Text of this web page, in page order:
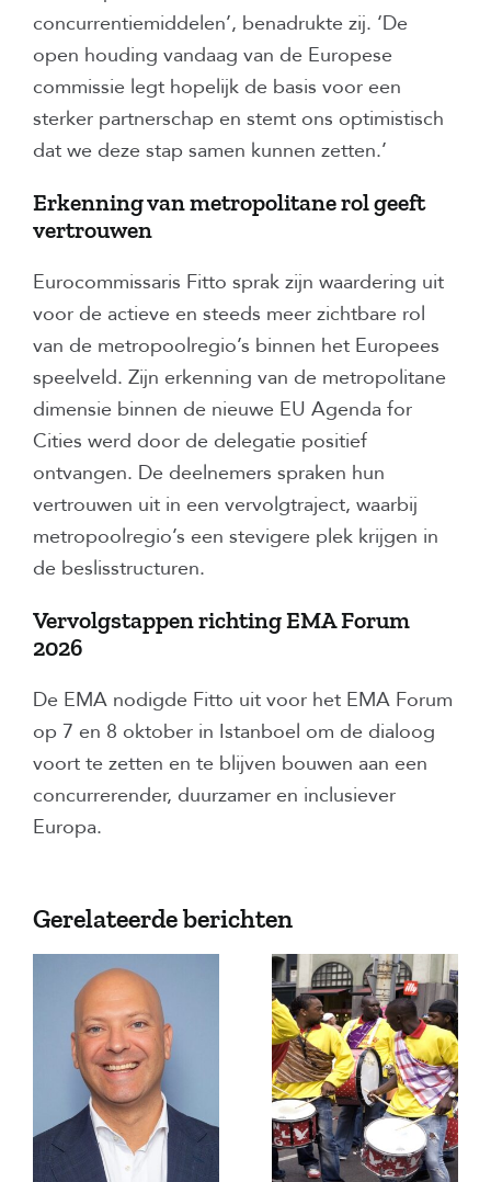
concurrentiemiddelen’, benadrukte zij. ‘De
open houding vandaag van de Europese
commissie legt hopelijk de basis voor een
sterker partnerschap en stemt ons optimistisch
dat we deze stap samen kunnen zetten.’
Erkenning van metropolitane rol geeft
vertrouwen
Eurocommissaris Fitto sprak zijn waardering uit
voor de actieve en steeds meer zichtbare rol
van de metropoolregio’s binnen het Europees
speelveld. Zijn erkenning van de metropolitane
dimensie binnen de nieuwe EU Agenda for
Cities werd door de delegatie positief
ontvangen. De deelnemers spraken hun
vertrouwen uit in een vervolgtraject, waarbij
metropoolregio’s een stevigere plek krijgen in
de beslisstructuren.
Vervolgstappen richting EMA Forum
2026
De EMA nodigde Fitto uit voor het EMA Forum
op 7 en 8 oktober in Istanboel om de dialoog
voort te zetten en te blijven bouwen aan een
concurrerender, duurzamer en inclusiever
Europa.
Gerelateerde berichten